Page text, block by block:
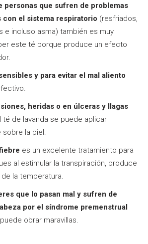
personas que sufren de problemas
con el sistema respiratorio (resfriados,
e incluso asma) también es muy
este té porque produce un efecto
y para evitar el mal aliento
heridas o en úlceras y llagas
té de lavanda se puede aplicar
la piel.
es un excelente tratamiento para
al estimular la transpiración, produce
la temperatura.
que lo pasan mal y sufren de
por el síndrome premenstrual
obrar maravillas.